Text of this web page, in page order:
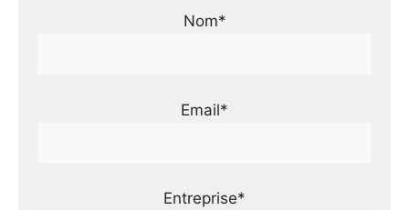
Nom*
Email*
Entreprise*